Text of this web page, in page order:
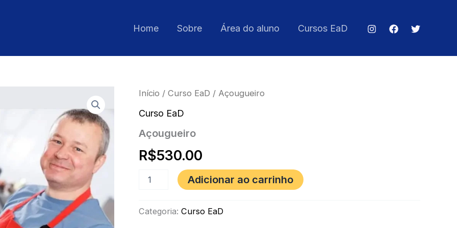
Home Sobre Área do aluno Cursos EaD
Início / Curso EaD / Açougueiro
Curso EaD
Açougueiro
R$530.00
quantidade
Adicionar ao carrinho
Categoria: Curso EaD